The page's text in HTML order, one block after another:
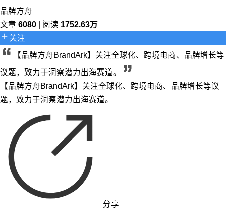
品牌方舟
文章 6080 | 阅读 1752.63万
关注
【品牌方舟BrandArk】关注全球化、跨境电商、品牌增长等
议题，致力于洞察潜力出海赛道。
【品牌方舟BrandArk】关注全球化、跨境电商、品牌增长等议
题，致力于洞察潜力出海赛道。
分享